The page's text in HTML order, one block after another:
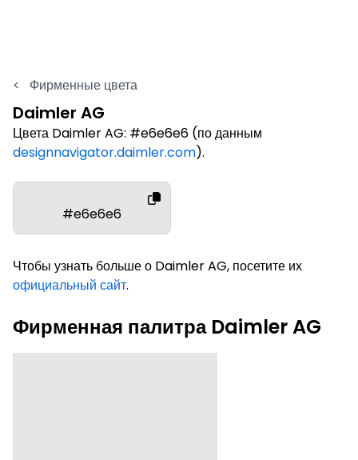
< Фирменные цвета
Daimler AG
Цвета Daimler AG: #e6e6e6 (по данным
designnavigator.daimler.com).
#e6e6e6
Чтобы узнать больше о Daimler AG, посетите их
официальный сайт.
Фирменная палитра Daimler AG